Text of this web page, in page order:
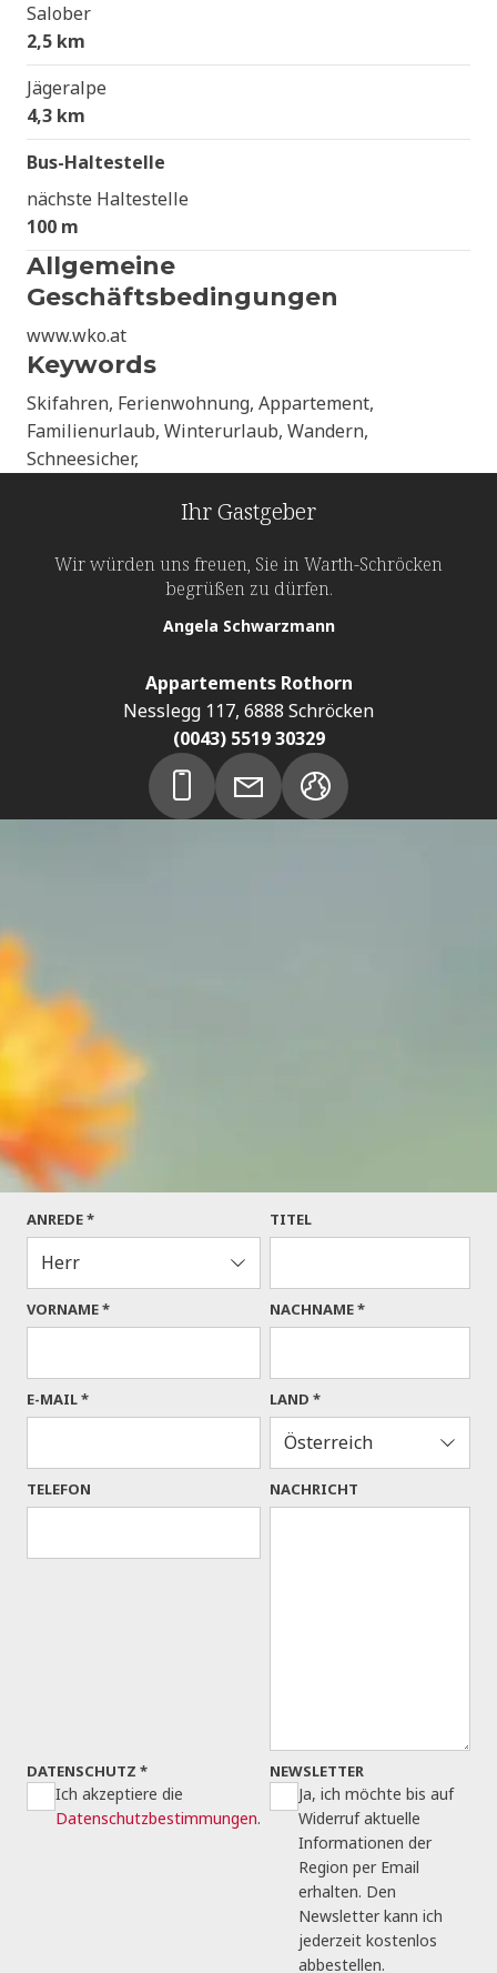
Salober
2,5 km
Jägeralpe
4,3 km
Bus-Haltestelle
nächste Haltestelle
100 m
Allgemeine
Geschäftsbedingungen
www.wko.at
Keywords
Skifahren, Ferienwohnung, Appartement,
Familienurlaub, Winterurlaub, Wandern,
Schneesicher,
Ihr Gastgeber
Wir würden uns freuen, Sie in Warth-Schröcken
begrüßen zu dürfen.
Angela Schwarzmann
Appartements Rothorn
Nesslegg 117, 6888 Schröcken
(0043) 5519 30329
Erwachsene
Persönliche Daten
ANREDE * TITEL
VORNAME* NACHNAME*
E-MAIL* LAND *
TELEFON NACHRICHT
DATENSCHUTZ *
Ich akzeptiere die
Datenschutzbestimmungen.
NEWSLETTER
Ja, ich möchte bis auf
Widerruf aktuelle
Informationen der
Region per Email
erhalten. Den
Newsletter kann ich
jederzeit kostenlos
abbestellen.